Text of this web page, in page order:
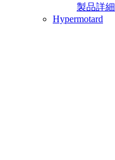
製品詳細
Hypermotard